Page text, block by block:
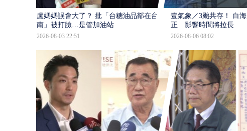
盧媽媽誤會大了？ 批「台糖油品部在台
南」被打臉…是管加油站
2026-08-03 22:51
壹氣象／3颱共存！ 白
正 影響時間將拉長
2026-08-06 08:02